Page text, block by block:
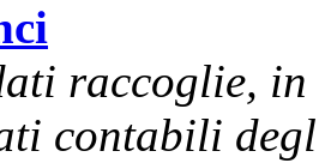
raccoglie,
contabili